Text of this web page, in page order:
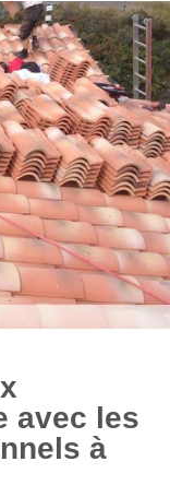
avec les
à